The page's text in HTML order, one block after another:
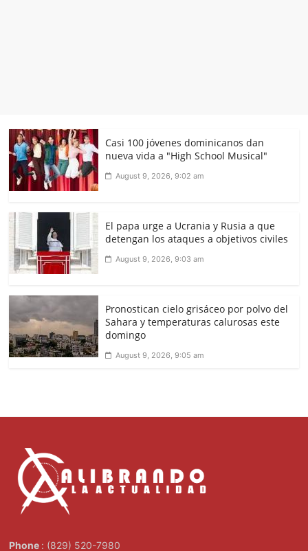
Casi 100 jóvenes dominicanos dan
nueva vida a "High School Musical"
August 9, 2026, 9:02 am
El papa urge a Ucrania y Rusia a que
detengan los ataques a objetivos civiles
August 9, 2026, 9:03 am
Pronostican cielo grisáceo por polvo del
Sahara y temperaturas calurosas este
domingo
August 9, 2026, 9:05 am
Phone : (829) 520-7980